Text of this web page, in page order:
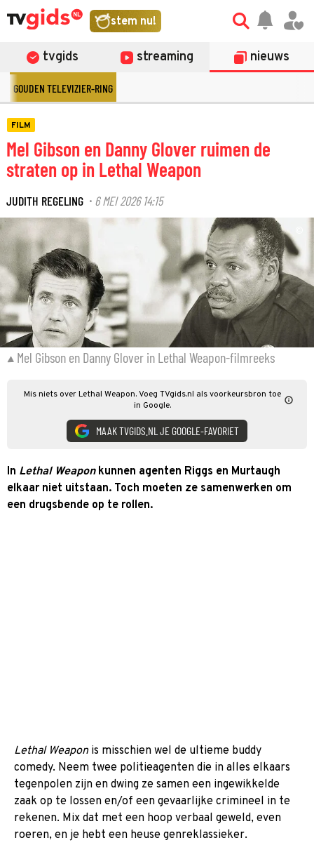
stem nu!
tvgids streaming nieuws
GOUDEN TELEVIZIER-RING
FILM
Mel Gibson en Danny Glover ruimen de
straten op in Lethal Weapon
JUDITH REGELING · 6 MEI 2026 14:15
Mel Gibson en Danny Glover in Lethal Weapon-filmreeks
Mis niets over Lethal Weapon. Voeg TVgids.nl als voorkeursbron toe
in Google.
MAAK TVGIDS.NL JE GOOGLE-FAVORIET
In Lethal Weaponkunnen agenten Riggs en Murtaugh
elkaar niet uitstaan. Toch moeten ze samenwerken om
een drugsbende op te rollen.
Lethal Weaponis misschien wel de ultieme buddy
comedy. Neem twee politieagenten die in alles elkaars
tegenpolen zijn en dwing ze samen een ingewikkelde
zaak op te lossen en/of een gevaarlijke crimineel in te
rekenen. Mix dat met een hoop verbaal geweld, even
roeren, en je hebt een heuse genreklassieker.